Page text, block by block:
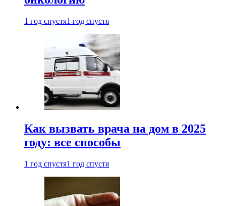
1 год спустя1 год спустя
Как вызвать врача на дом в 2025
году: все способы
1 год спустя1 год спустя